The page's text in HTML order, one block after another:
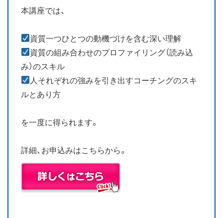
本講座では、
資質一つひとつの動機づけを含む深い理解
資質の組み合わせのプロファイリング（読み込
み）のスキル
人それぞれの強みを引き出すコーチングのスキ
ルとあり方
を一度に得られます。
詳細、お申込みはこちらから。